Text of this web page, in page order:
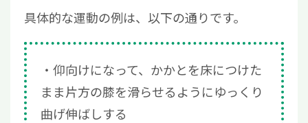
具体的な運動の例は、以下の通りです。
仰向けになって、かかとを床につけた
まま片方の膝を滑らせるようにゆっくり
曲げ伸ばしする